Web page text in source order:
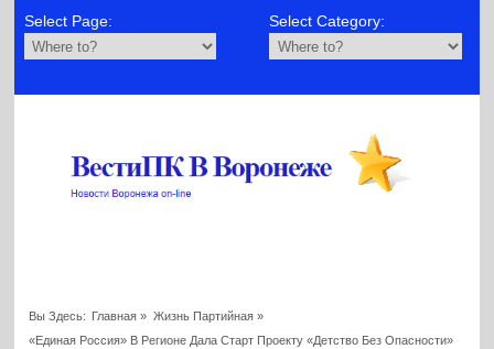
Select Page: Select Category:
Вы Здесь: Главная » Жизнь Партийная»
«Единая Россия» В Регионе Дала Старт Проекту «Детство Без Опасности»